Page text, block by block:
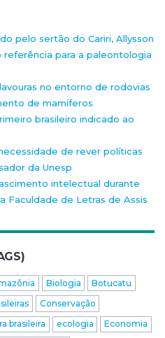
pelo sertão do Cariri, Allysson
para a paleontologia
no entorno de rodovias
de mamíferos
brasileiro indicado ao
de rever políticas
da Unesp
intelectual durante
Faculdade de Letras de Assis
Biologia
Botucatu
Conservação
brasileira ecologia
Economia